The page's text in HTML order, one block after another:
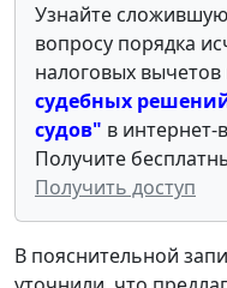
Узнайте
вопросу порядка
налоговых вычетов
судебных
судов" в интернет-
Получите
Получить доступ
В пояснительной